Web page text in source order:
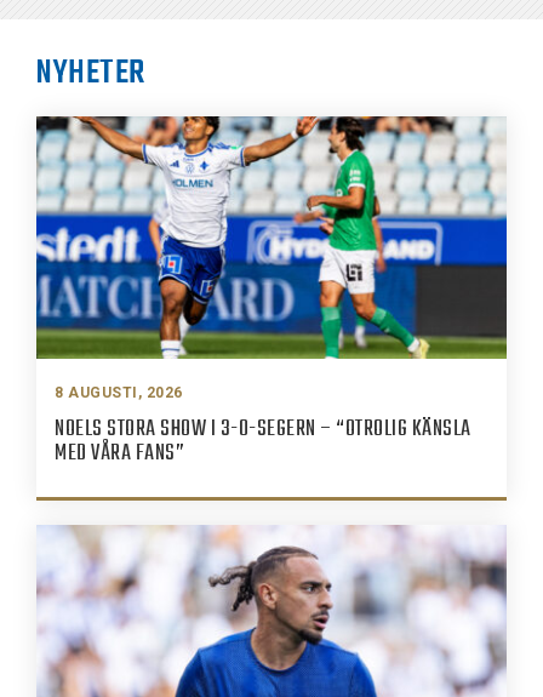
NYHETER
8 AUGUSTI, 2026
NOELS STORA SHOW I 3-0-SEGERN – “OTROLIG KÄNSLA
MED VÅRA FANS”